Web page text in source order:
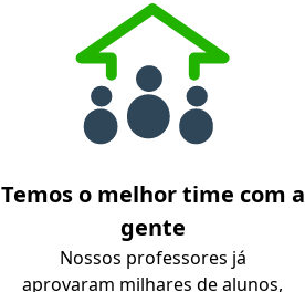
Temos o melhor time com a
gente
Nossos professores já
aprovaram milhares de alunos,